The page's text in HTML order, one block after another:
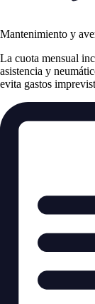
Mantenimiento y
La cuota mensual
asistencia y
evita gastos